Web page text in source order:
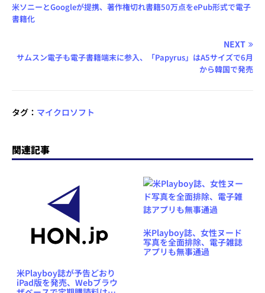
米ソニーとGoogleが提携、著作権切れ書籍50万点をePub形式で電子
書籍化
NEXT
サムスン電子も電子書籍端末に参入、「Papyrus」はA5サイズで6月
から韓国で発売
タグ： マイクロソフト
関連記事
米Playboy誌が予告どおり
iPad版を発売、Webブラウ
米Playboy誌、女性ヌード
写真を全面排除、電子雑誌
アプリも無事通過